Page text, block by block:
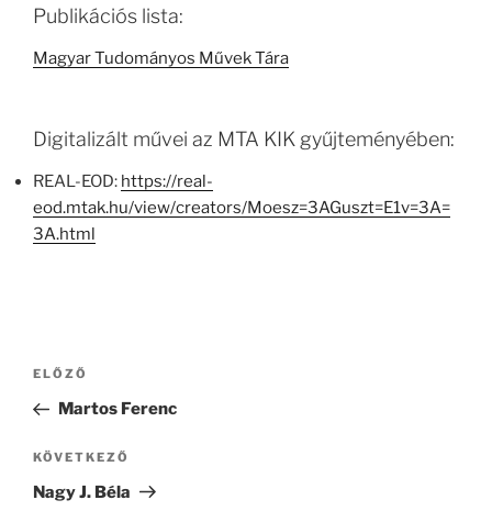
Publikációs lista:
Magyar Tudományos Művek Tára
Digitalizált művei az MTA KIK gyűjteményében:
REAL-EOD: https://real-
eod.mtak.hu/view/creators/Moesz=3AGuszt=E1v=3A=
3A.html
Bejegyzés
Korábbi
bejegyzés
ELŐZŐ
Martos Ferenc
Következő
bejegyzés
KÖVETKEZŐ
Nagy J. Béla